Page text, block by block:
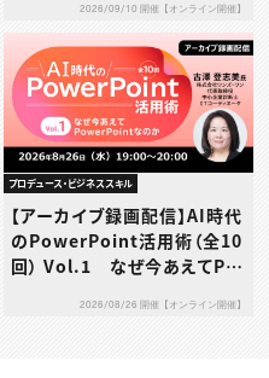
2026/09/10 開催【オンライン開催】
プロデュース・ビジネススキル
【アーカイブ録画配信】AI時代
のPowerPoint活用術（全10
回） Vol.1 なぜ今あえてPo
2026/08/26 開催【オンライン開催】